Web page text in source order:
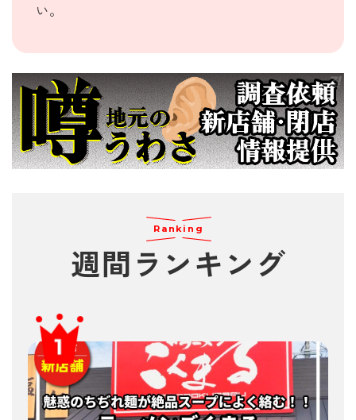
い。
Ranking
週間 ランキング